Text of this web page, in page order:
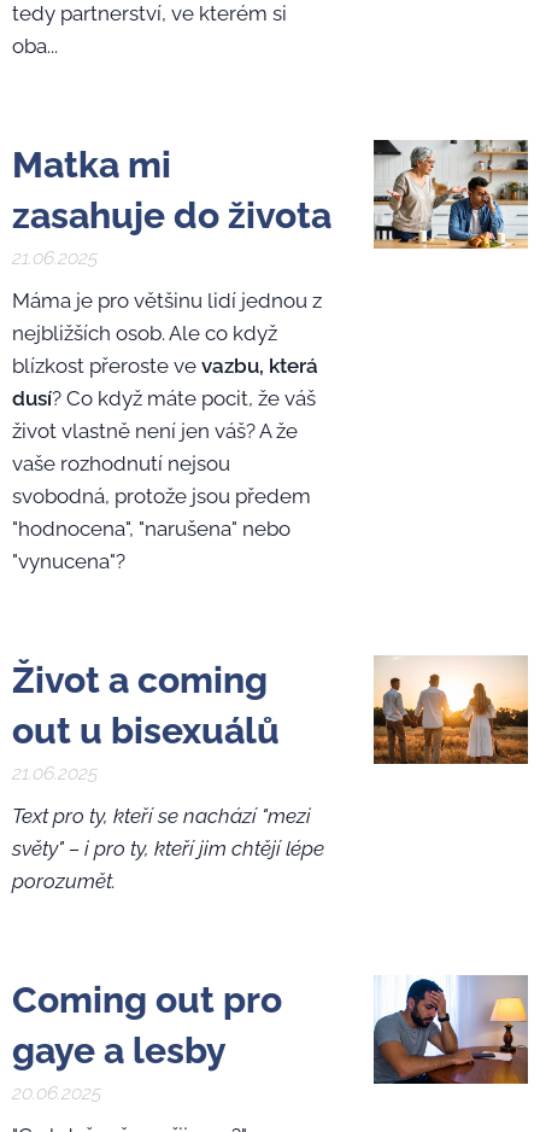
tedy partnerství, ve kterém si
oba...
Matka mi
zasahuje do života
21.06.2025
Máma je pro většinu lidí jednou z
nejbližších osob. Ale co když
blízkost přeroste ve vazbu, která
dusí? Co když máte pocit, že váš
život vlastně není jen váš? A že
vaše rozhodnutí nejsou
svobodná, protože jsou předem
"hodnocena", "narušena" nebo
"vynucena"?
Život a coming
out u bisexuálů
21.06.2025
Text pro ty, kteří se nachází "mezi
světy" – i pro ty, kteří jim chtějí lépe
porozumět.
Coming out pro
gaye a lesby
20.06.2025